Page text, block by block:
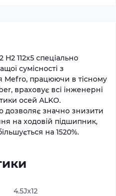
112x5 спеціально
сумісності з
Mefro, працюючи в тісному
враховує всі інженерні
осей ALKO.
дозволяє значно знизити
на ходовій підшипник,
на 1520%.
4.5Jx12